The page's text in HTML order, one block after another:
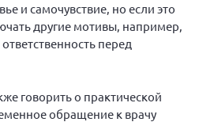
и самочувствие, но если это
другие мотивы, например,
перед
говорить о практической
обращение к врачу